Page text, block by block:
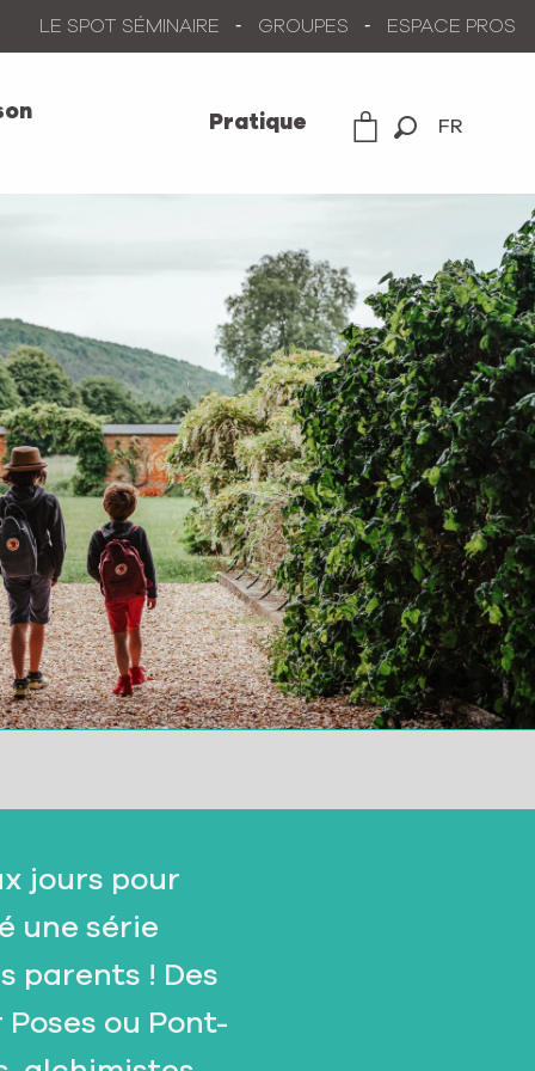
FR
LE SPOT SÉMINAIRE GROUPES ESPACE PROS
Pratique
jours pour
une série
parents ! Des
ou Pont-